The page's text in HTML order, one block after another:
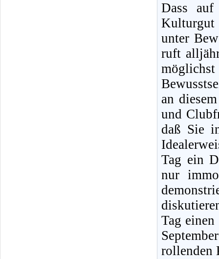
Dass
Kulturgut
unter
ruft
an
und
daß Sie
Tag ein
nur
Tag
rollenden